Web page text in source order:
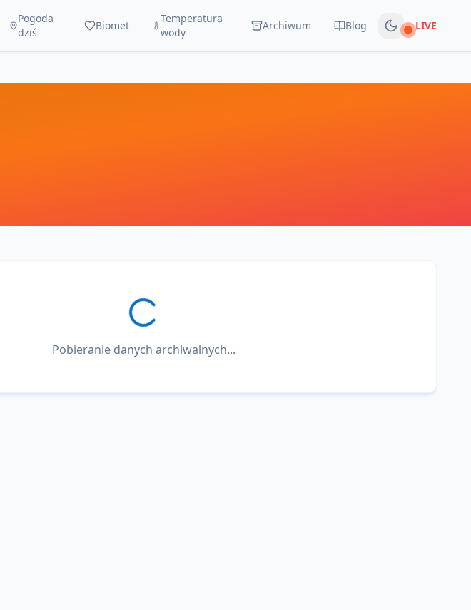
Pogoda
dziś
Biomet
Temperatura
wody
Archiwum Blog Na żywo
LIVE
Pobieranie danych archiwalnych...